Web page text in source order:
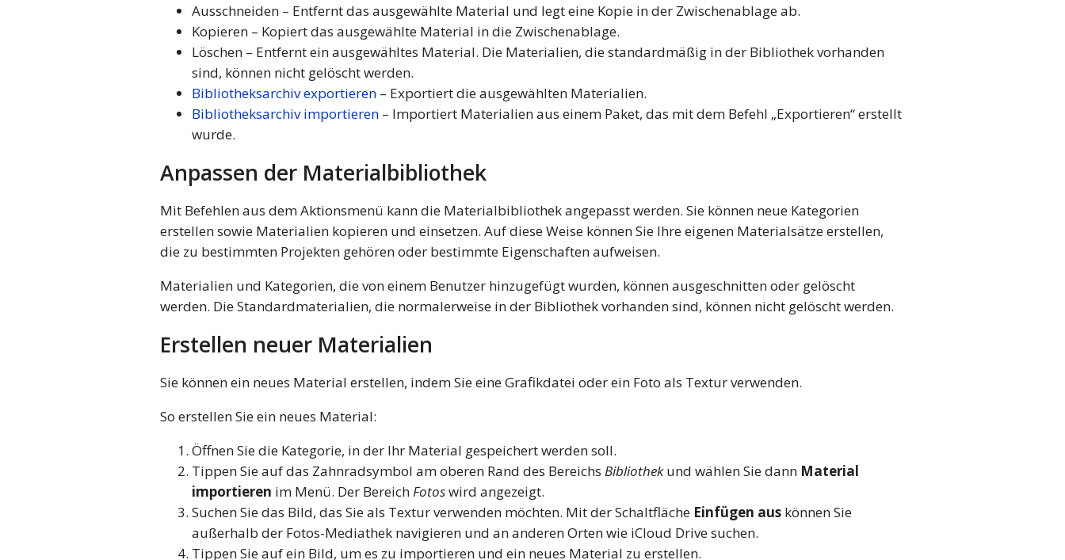
Ausschneiden – Entfernt das ausgewählte Material und legt eine Kopie in der Zwischenablage ab.
Kopieren – Kopiert das ausgewählte Material in die Zwischenablage.
Löschen – Entfernt ein ausgewähltes Material. Die Materialien, die standardmäßig in der Bibliothek vorhanden
sind, können nicht gelöscht werden.
Bibliotheksarchiv exportieren – Exportiert die ausgewählten Materialien.
Bibliotheksarchiv importieren – Importiert Materialien aus einem Paket, das mit dem Befehl „Exportieren“ erstellt
wurde.
Anpassen der Materialbibliothek
Mit Befehlen aus dem Aktionsmenü kann die Materialbibliothek angepasst werden. Sie können neue Kategorien
erstellen sowie Materialien kopieren und einsetzen. Auf diese Weise können Sie Ihre eigenen Materialsätze erstellen,
die zu bestimmten Projekten gehören oder bestimmte Eigenschaften aufweisen.
Materialien und Kategorien, die von einem Benutzer hinzugefügt wurden, können ausgeschnitten oder gelöscht
werden. Die Standardmaterialien, die normalerweise in der Bibliothek vorhanden sind, können nicht gelöscht werden.
Erstellen neuer Materialien
Sie können ein neues Material erstellen, indem Sie eine Grafikdatei oder ein Foto als Textur verwenden.
So erstellen Sie ein neues Material:
Öffnen Sie die Kategorie, in der Ihr Material gespeichert werden soll.
Tippen Sie auf das Zahnradsymbol am oberen Rand des Bereichs Bibliothekund wählen Sie dann Material
importieren im Menü. Der BereichFotoswird angezeigt.
Suchen Sie das Bild, das Sie als Textur verwenden möchten. Mit der Schaltfläche Einfügen aus können Sie
außerhalb der Fotos-Mediathek navigieren und an anderen Orten wie iCloud Drive suchen.
Tippen Sie auf ein Bild, um es zu importieren und ein neues Material zu erstellen.